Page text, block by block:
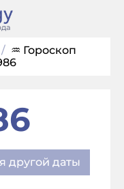
/ ♒ Гороскоп
другой даты